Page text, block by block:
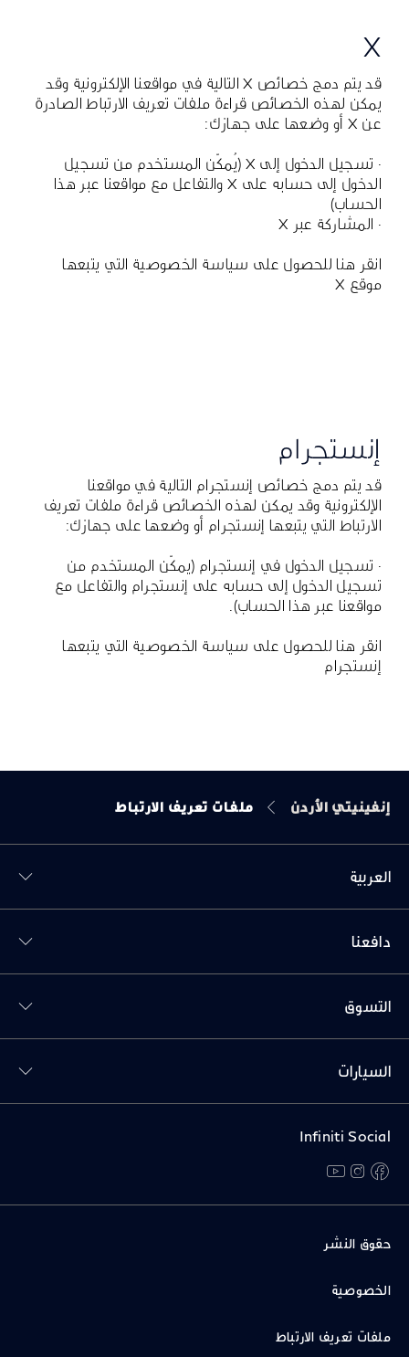
X
قد يتم دمج خصائص X التالية في مواقعنا الإلكترونية وقد
يمكن لهذه الخصائص قراءة ملفات تعريف الارتباط الصادرة
عن X أو وضعها على جهازك:
· تسجيل الدخول إلى X (يُمكّن المستخدم من تسجيل
الدخول إلى حسابه على X والتفاعل مع مواقعنا عبر هذا
الحساب)
· المشاركة عبر X
انقر هناللحصول على سياسة الخصوصية التي يتبعها
موقع X
إنستجرام
قد يتم دمج خصائص إنستجرام التالية في مواقعنا
الإلكترونية وقد يمكن لهذه الخصائص قراءة ملفات تعريف
الارتباط التي يتبعها إنستجرام أو وضعها على جهازك:
· تسجيل الدخول في إنستجرام (يمكّن المستخدم من
تسجيل الدخول إلى حسابه على إنستجرام والتفاعل مع
مواقعنا عبر هذا الحساب).
انقر هناللحصول على سياسة الخصوصية التي يتبعها
إنستجرام
إنفينيتي الأردن ملفات تعريف الارتباط
العربية
دافعنا
التسوق
السيارات
Infiniti Social
facebook
instagram
حقوق النشر
الخصوصية
ملفات تعريف الارتباط